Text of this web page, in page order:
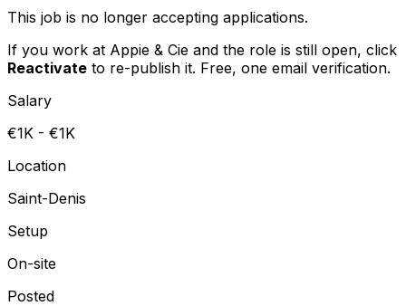
This job is no longer accepting applications.
If you work at Appie & Cie and the role is still open, click
Reactivate to re-publish it. Free, one email verification.
Salary
€1K - €1K
Location
Saint-Denis
Setup
On-site
Posted